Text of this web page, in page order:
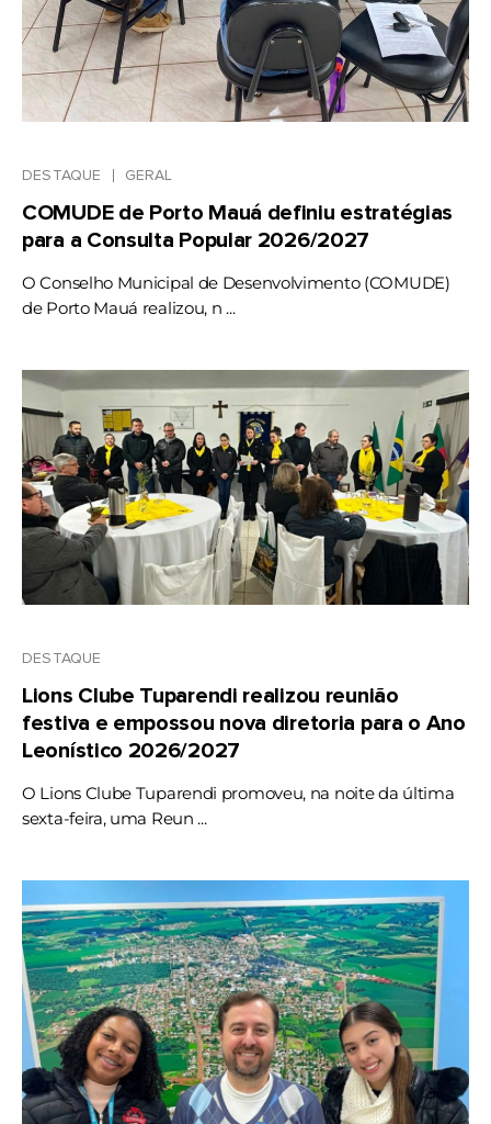
DESTAQUE GERAL
COMUDE de Porto Mauá definiu estratégias
para a Consulta Popular 2026/2027
O Conselho Municipal de Desenvolvimento (COMUDE)
de Porto Mauá realizou, n ...
DESTAQUE
Lions Clube Tuparendi realizou reunião
festiva e empossou nova diretoria para o Ano
Leonístico 2026/2027
O Lions Clube Tuparendi promoveu, na noite da última
sexta-feira, uma Reun ...